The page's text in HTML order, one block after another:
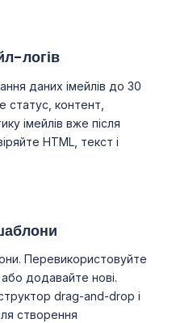
логів
даних імейлів до 30
статус, контент,
імейлів вже після
HTML, текст і
Перевикористовуйте
додавайте нові.
drag-and-drop і
створення